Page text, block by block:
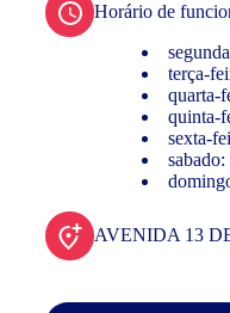
Horário de
terça-
quarta-
quinta-
sexta-
AVENIDA 13